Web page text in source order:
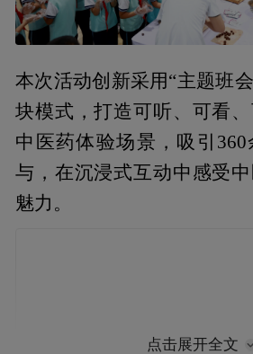
本次活动创新采用“主题班
块模式，打造可听、可看
中医药体验场景，吸引
与，在沉浸式互动中感受
魅力。
点击展开全文